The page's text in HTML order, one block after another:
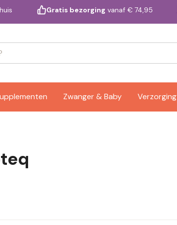
Gratis bezorging vanaf € 74,95
Zwanger & Baby Verzorging